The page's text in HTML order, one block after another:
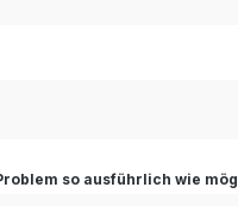
so ausführlich wie